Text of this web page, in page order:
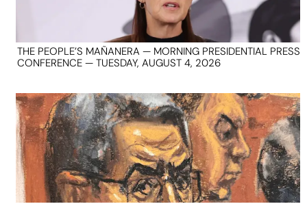
THE PEOPLE’S MAÑANERA — MORNING PRESIDENTIAL PRESS
CONFERENCE — TUESDAY, AUGUST 4, 2026